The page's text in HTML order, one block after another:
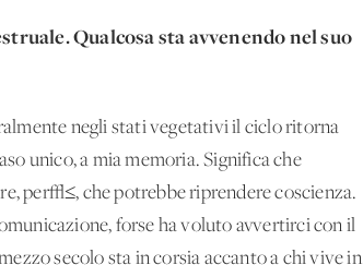
Qualcosa sta avvenendo nel suo
negli stati vegetativi il ciclo ritorna
unico, a mia memoria. Significa che
per√≤, che potrebbe riprendere coscienza.
forse ha voluto avvertirci con il
secolo sta in corsia accanto a chi vive in